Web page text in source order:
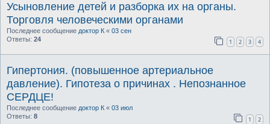
Усыновление детей и разборка их на органы.
Торговля человеческими органами
Последнее сообщение доктор К « 03 сен
Ответы: 24 1 2 3 4
Гипертония. (повышенное артериальное
давление). Гипотеза о причинах . Непознанное
СЕРДЦЕ!
Последнее сообщение доктор К « 03 июл
Ответы: 8 1 2